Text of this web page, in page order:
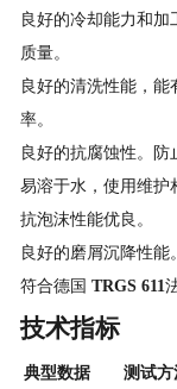
良好的冷却能力和
质量。
良好的清洗性能，
率。
良好的抗腐蚀性。防
易溶于水，使用维护
抗泡沫性能优良。
良好的磨屑沉降性能。
符合德国 TRGS 611
技术指标
典型数据 测试方